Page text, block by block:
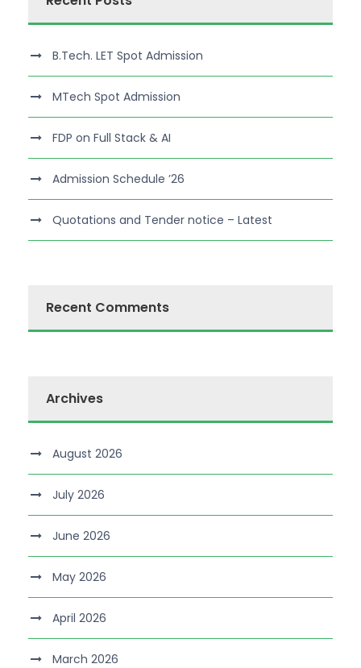
B.Tech. LET Spot Admission
MTech Spot Admission
FDP on Full Stack & AI
Admission Schedule ’26
Quotations and Tender notice – Latest
Recent Comments
Archives
August 2026
July 2026
June 2026
May 2026
April 2026
March 2026